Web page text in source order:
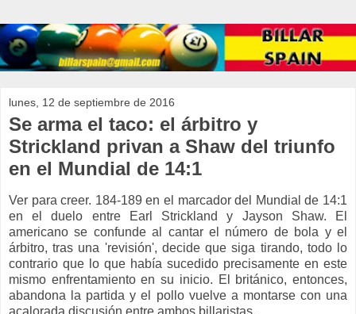
lunes, 12 de septiembre de 2016
Se arma el taco: el árbitro y
Strickland privan a Shaw del triunfo
en el Mundial de 14:1
Ver para creer. 184-189 en el marcador del Mundial de 14:1
en el duelo entre Earl Strickland y Jayson Shaw. El
americano se confunde al cantar el número de bola y el
árbitro, tras una 'revisión', decide que siga tirando, todo lo
contrario que lo que había sucedido precisamente en este
mismo enfrentamiento en su inicio. El británico, entonces,
abandona la partida y el pollo vuelve a montarse con una